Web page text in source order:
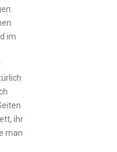
im
ihr
man